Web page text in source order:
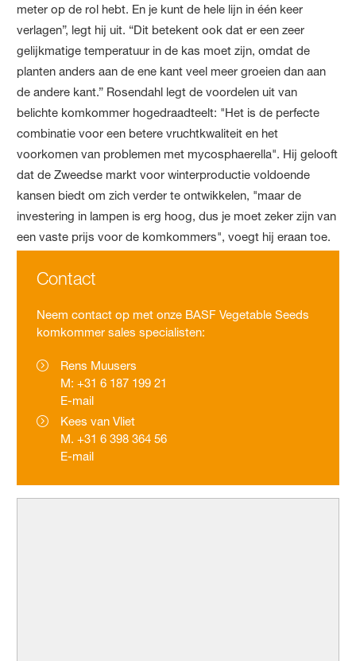
meter op de rol hebt. En je kunt de hele lijn in één keer
verlagen”, legt hij uit. “Dit betekent ook dat er een zeer
gelijkmatige temperatuur in de kas moet zijn, omdat de
planten anders aan de ene kant veel meer groeien dan aan
de andere kant.” Rosendahl legt de voordelen uit van
belichte komkommer hogedraadteelt: "Het is de perfecte
combinatie voor een betere vruchtkwaliteit en het
voorkomen van problemen met mycosphaerella". Hij gelooft
dat de Zweedse markt voor winterproductie voldoende
kansen biedt om zich verder te ontwikkelen, "maar de
investering in lampen is erg hoog, dus je moet zeker zijn van
een vaste prijs voor de komkommers", voegt hij eraan toe.
Contact
Neem contact op met onze BASF Vegetable Seeds
komkommer sales specialisten:
Rens Muusers
M: +31 6 187 199 21
E-mail
Kees van Vliet
M. +31 6 398 364 56
E-mail